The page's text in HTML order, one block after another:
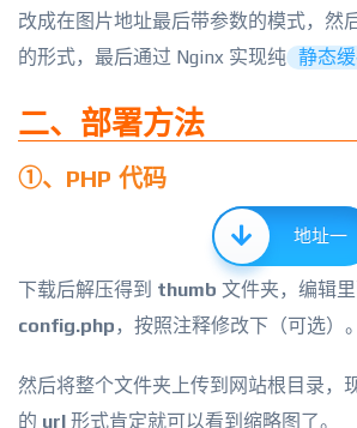
改成在图片地址最后带参数的模式，然
的形式，最后通过 Nginx 实现纯 静态
二、部署方法
①、PHP 代码
地址一
下载后解压得到 thumb 文件夹，编辑
config.php ，按照注释修改下（可选）。
然后将整个文件夹上传到网站根目录，
的 url 形式肯定就可以看到缩略图了。